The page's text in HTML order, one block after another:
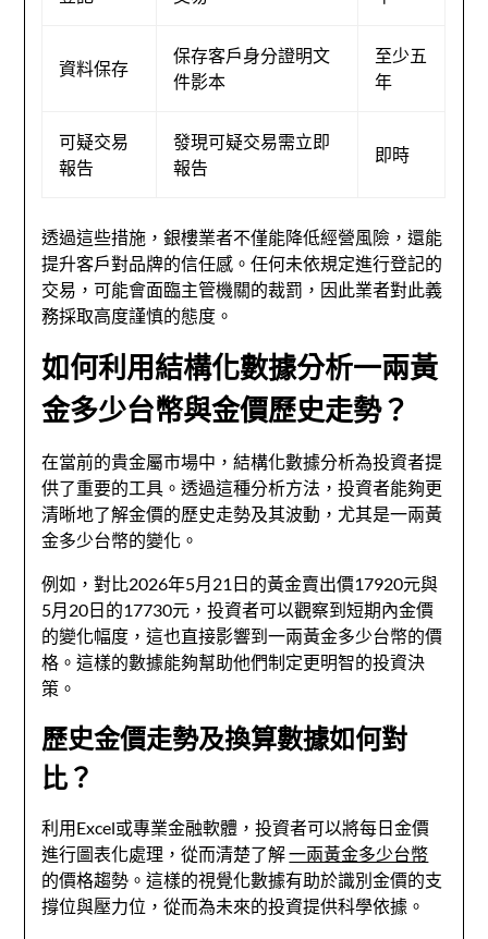
資料保存
保存客戶身分證明文
件影本
至少五
年
可疑交易
報告
發現可疑交易需立即
報告
即時
透過這些措施，銀樓業者不僅能降低經營風險，還能
提升客戶對品牌的信任感。任何未依規定進行登記的
交易，可能會面臨主管機關的裁罰，因此業者對此義
務採取高度謹慎的態度。
如何利用結構化數據分析一兩黃
金多少台幣與金價歷史走勢？
在當前的貴金屬市場中，結構化數據分析為投資者提
供了重要的工具。透過這種分析方法，投資者能夠更
清晰地了解金價的歷史走勢及其波動，尤其是一兩黃
金多少台幣的變化。
例如，對比2026年5月21日的黃金賣出價17920元與
5月20日的17730元，投資者可以觀察到短期內金價
的變化幅度，這也直接影響到一兩黃金多少台幣的價
格。這樣的數據能夠幫助他們制定更明智的投資決
策。
歷史金價走勢及換算數據如何對
比？
利用Excel或專業金融軟體，投資者可以將每日金價
進行圖表化處理，從而清楚了解一兩黃金多少台幣
的價格趨勢。這樣的視覺化數據有助於識別金價的支
撐位與壓力位，從而為未來的投資提供科學依據。